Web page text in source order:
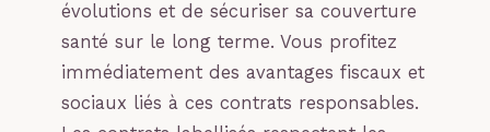
évolutions et de sécuriser sa couverture
santé sur le long terme. Vous profitez
immédiatement des avantages fiscaux et
sociaux liés à ces contrats responsables.